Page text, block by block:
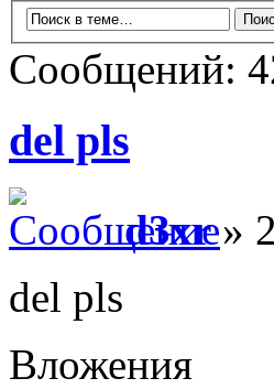
Сообщений:
del pls
d3xr»
del pls
Вложения